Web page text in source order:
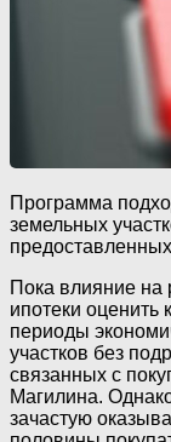
Программа
земельных
Пока влияние на
ипотеки оценить
периоды
участков без
связанных с
Магилина.
зачастую